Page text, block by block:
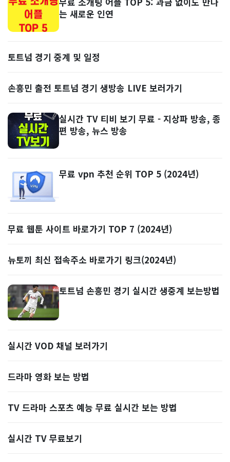
는 새로운 인연
토트넘 경기 중계 및 일정
손흥민 출전 토트넘 경기 생방송 LIVE 보러가기
실시간 TV 티비 보기 무료 - 지상파 방송, 종
편 방송, 뉴스 방송
무료 vpn 추천 순위 TOP 5 (2024년)
무료 웹툰 사이트 바로가기 TOP 7 (2024년)
뉴토끼 최신 접속주소 바로가기 링크(2024년)
토트넘 손흥민 경기 실시간 생중계 보는방법
실시간 VOD 채널 보러가기
드라마 영화 보는 방법
TV 드라마 스포츠 예능 무료 실시간 보는 방법
실시간 TV 무료보기